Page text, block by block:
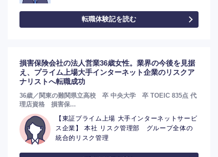
選択する
転職体験記を読む
損害保険会社の法人営業36歳女性。業界の今後を見据
え、プライム上場大手インターネット企業のリスクア
ナリストへ転職成功
36歳／関東の難関県立高校 卒 中央大学 卒 TOEIC 835点 代
理店資格 損害保...
【東証プライム上場 大手インターネットサービ
ス企業】 本社 リスク管理部 グループ全体の
統合的リスク管理